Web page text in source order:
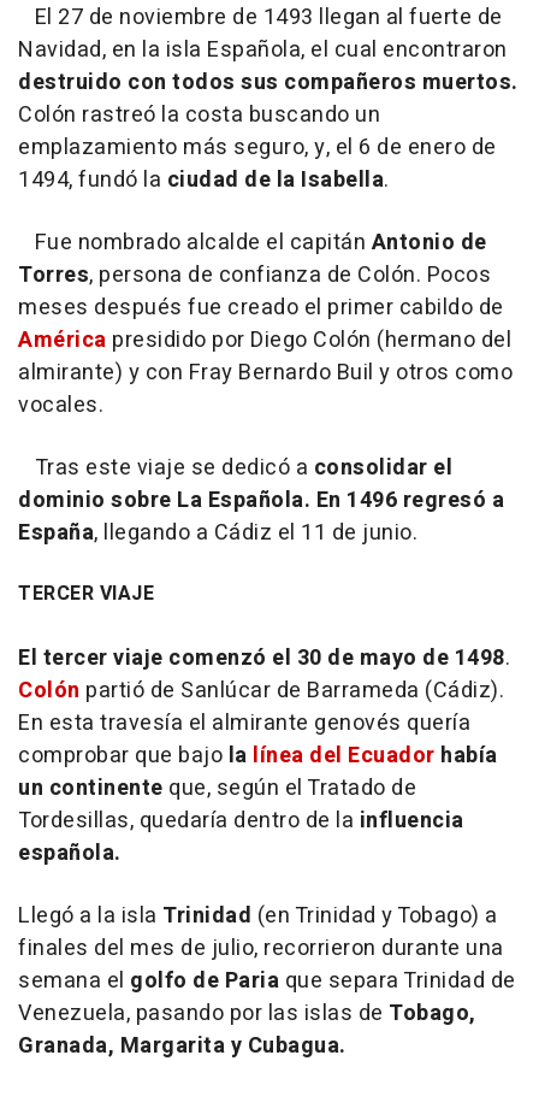
El 27 de noviembre de 1493 llegan al fuerte de
Navidad, en la isla Española, el cual encontraron
destruido con todos sus compañeros muertos.
Colón rastreó la costa buscando un
emplazamiento más seguro, y, el 6 de enero de
1494, fundó la ciudad de la Isabella.
Fue nombrado alcalde el capitán Antonio de
Torres, persona de confianza de Colón. Pocos
meses después fue creado el primer cabildo de
América presidido por Diego Colón (hermano del
almirante) y con Fray Bernardo Buil y otros como
vocales.
Tras este viaje se dedicó a consolidar el
dominio sobre La Española. En 1496 regresó a
España, llegando a Cádiz el 11 de junio.
TERCER VIAJE
El tercer viaje comenzó el 30 de mayo de 1498.
Colón partió de Sanlúcar de Barrameda (Cádiz).
En esta travesía el almirante genovés quería
comprobar que bajo la línea del Ecuador había
un continente que, según el Tratado de
Tordesillas, quedaría dentro de la influencia
española.
Llegó a la isla Trinidad (en Trinidad y Tobago) a
finales del mes de julio, recorrieron durante una
semana el golfo de Paria que separa Trinidad de
Venezuela, pasando por las islas de Tobago,
Granada, Margarita y Cubagua.